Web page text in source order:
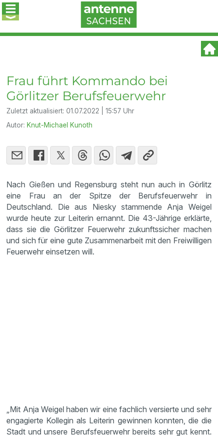
Frau führt Kommando bei
Görlitzer Berufsfeuerwehr
Zuletzt aktualisiert:01.07.2022 | 15:57 Uhr
Autor: Knut-Michael Kunoth
Nach Gießen und Regensburg steht nun auch in Görlitz
eine Frau an der Spitze der Berufsfeuerwehr in
Deutschland. Die aus Niesky stammende Anja Weigel
wurde heute zur Leiterin ernannt. Die 43-Jährige erklärte,
dass sie die Görlitzer Feuerwehr zukunftssicher machen
und sich für eine gute Zusammenarbeit mit den Freiwilligen
Feuerwehr einsetzen will.
„Mit Anja Weigel haben wir eine fachlich versierte und sehr
engagierte Kollegin als Leiterin gewinnen konnten, die die
Stadt und unsere Berufsfeuerwehr bereits sehr gut kennt.